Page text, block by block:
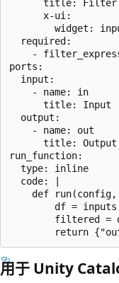
title:
      x-ui:
widget:
  required:
-
ports:
  input:
    - name: in
      title: Input
  output:
    - name: out
      title: Output
run_function:
  type: inline
  code: |
def
df =
filtered =
用于 Unity